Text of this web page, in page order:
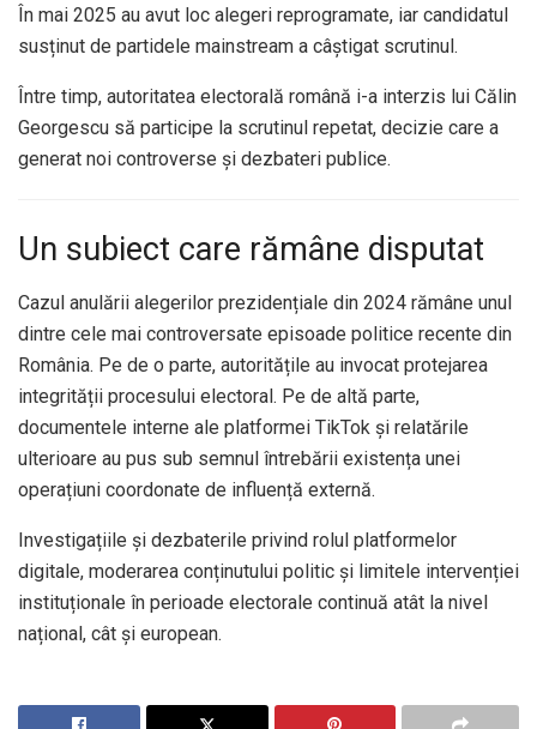
În mai 2025 au avut loc alegeri reprogramate, iar candidatul
susținut de partidele mainstream a câștigat scrutinul.
Între timp, autoritatea electorală română i-a interzis lui Călin
Georgescu să participe la scrutinul repetat, decizie care a
generat noi controverse și dezbateri publice.
Un subiect care rămâne disputat
Cazul anulării alegerilor prezidențiale din 2024 rămâne unul
dintre cele mai controversate episoade politice recente din
România. Pe de o parte, autoritățile au invocat protejarea
integrității procesului electoral. Pe de altă parte,
documentele interne ale platformei TikTok și relatările
ulterioare au pus sub semnul întrebării existența unei
operațiuni coordonate de influență externă.
Investigațiile și dezbaterile privind rolul platformelor
digitale, moderarea conținutului politic și limitele intervenției
instituționale în perioade electorale continuă atât la nivel
național, cât și european.